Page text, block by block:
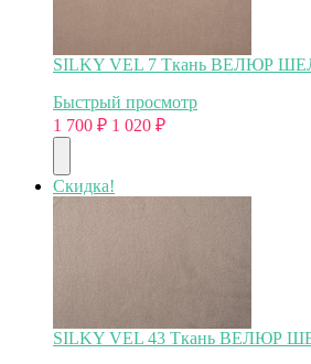
SILKY VEL 7 Ткань ВЕЛЮР
Быстрый просмотр
1 700 ₽ 1 020 ₽
Скидка!
SILKY VEL 43 Ткань ВЕЛЮР